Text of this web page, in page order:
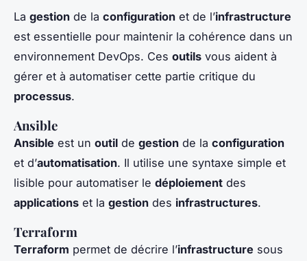
La gestion de la configuration et de l’infrastructure
est essentielle pour maintenir la cohérence dans un
environnement DevOps. Ces outils vous aident à
gérer et à automatiser cette partie critique du
processus.
Ansible
Ansible est un outil de gestion de la configuration
et d’automatisation. Il utilise une syntaxe simple et
lisible pour automatiser le déploiement des
applications et la gestion des infrastructures.
Terraform
Terraform permet de décrire l’infrastructure sous